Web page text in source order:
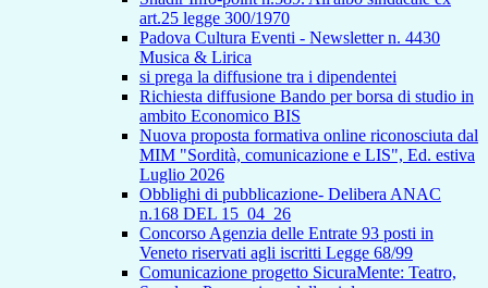
art.25 legge 300/1970
Padova Cultura Eventi - Newsletter n. 4430
Musica & Lirica
si prega la diffusione tra i dipendentei
Richiesta diffusione Bando per borsa di studio in
ambito Economico BIS
Nuova proposta formativa online riconosciuta dal
MIM "Sordità, comunicazione e LIS", Ed. estiva
Luglio 2026
Obblighi di pubblicazione- Delibera ANAC
n.168 DEL 15_04_26
Concorso Agenzia delle Entrate 93 posti in
Veneto riservati agli iscritti Legge 68/99
Comunicazione progetto SicuraMente: Teatro,